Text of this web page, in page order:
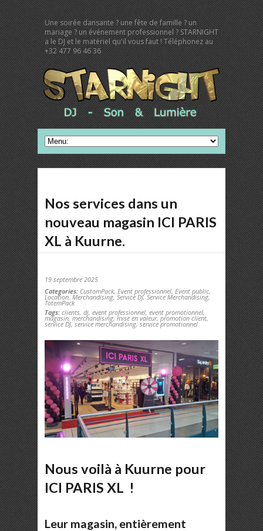
Une soirée dansante ? une fête de famille ? un
mariage ? un événement professionnel ? STARNIGHT
a le DJ et le matériel qu'il vous faut ! Téléphonez au
+32 477 96 46 36
Nos services dans un
nouveau magasin ICI PARIS
XL à Kuurne.
19 septembre 2025
Categories: CustomPack, Event professionnel, Event public,
Location, Merchandising, Service DJ, Service Merchandising,
TotemPack
Tags: clients, dj, event professionnel, event promotionnel,
magasin, merchandising, mise en valeur, promotion client,
service DJ, service merchandising, service promotionnel
Nous voilà à Kuurne pour
ICI PARIS XL !
Leur magasin, entièrement